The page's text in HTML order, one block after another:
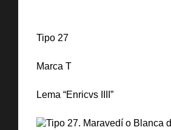
Tipo 27
Marca T
Lema “Enricvs IIII”